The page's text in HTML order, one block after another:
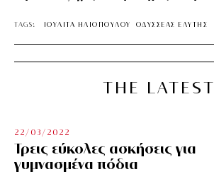
TAGS: ΙΟΥΛΙΤΑ ΗΛΙΟΠΟΥΛΟΥ ΟΔΥΣΣΕΑΣ ΕΛΥΤΗΣ
THE LATEST
22/03/2022
Τρεις εύκολες ασκήσεις για
γυμνασμένα πόδια